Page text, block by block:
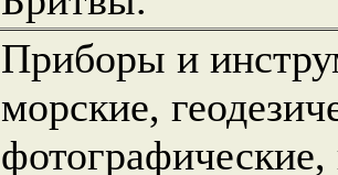
Приборы и
морские,